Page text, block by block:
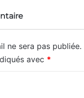
ne sera pas publiée.
avec *